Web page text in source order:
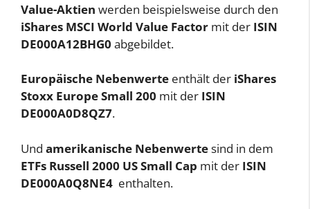
Value-Aktien werden beispielsweise durch den
iShares MSCI World Value Factor mit der ISIN
DE000A12BHG0 abgebildet.
Europäische Nebenwerte enthält der iShares
Stoxx Europe Small 200 mit der ISIN
DE000A0D8QZ7.
Und amerikanische Nebenwertesind in dem
ETFs Russell 2000 US Small Cap mit der ISIN
DE000A0Q8NE4 enthalten.